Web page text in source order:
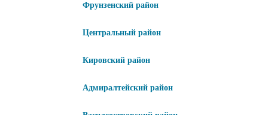
Фрунзенский район
Центральный район
Кировский район
Адмиралтейский район